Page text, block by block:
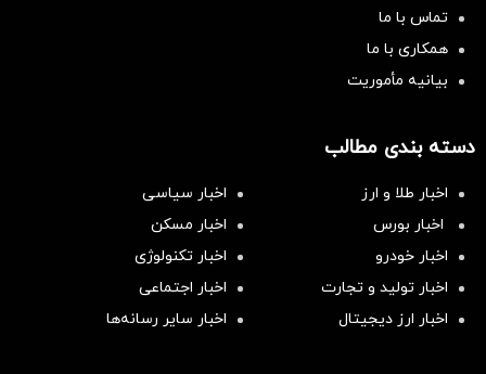
تماس با ما
همکاری با ما
بیانیه مأموریت
دسته بندی مطالب
اخبار طلا و ارز
اخبار سیاسی
اخبار بورس
اخبار مسکن
اخبار خودرو
اخبار تکنولوژی
اخبار تولید و تجارت
اخبار اجتماعی
اخبار ارز دیجیتال
اخبار سایر رسانه‌‌ها